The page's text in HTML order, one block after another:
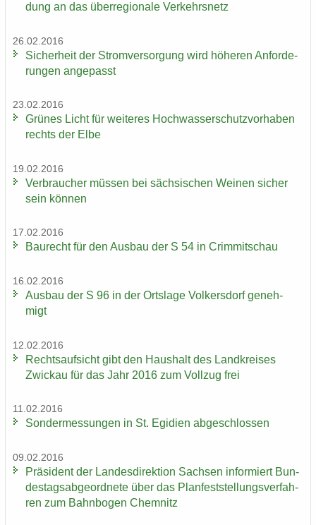
dung an das über­re­gio­na­le Ver­kehrs­netz
26.02.2016
Si­cher­heit der Strom­ver­sor­gung wird hö­he­ren An­for­de­
run­gen an­ge­passt
23.02.2016
Grü­nes Licht für wei­te­res Hoch­was­ser­schutz­vor­ha­ben
rechts der Elbe
19.02.2016
Ver­brau­cher müs­sen bei säch­si­schen Wei­nen si­cher
sein kön­nen
17.02.2016
Bau­recht für den Aus­bau der S 54 in Crim­mit­schau
16.02.2016
Aus­bau der S 96 in der Orts­la­ge Vol­kers­dorf ge­neh­
migt
12.02.2016
Rechts­auf­sicht gibt den Haus­halt des Land­krei­ses
Zwi­ckau für das Jahr 2016 zum Voll­zug frei
11.02.2016
Son­der­mes­sun­gen in St. Egi­di­en ab­ge­schlos­sen
09.02.2016
Prä­si­dent der Lan­des­di­rek­ti­on Sach­sen in­for­miert Bun­
des­tags­ab­ge­ord­ne­te über das Plan­fest­stel­lungs­ver­fah­
ren zum Bahn­bo­gen Chem­nitz